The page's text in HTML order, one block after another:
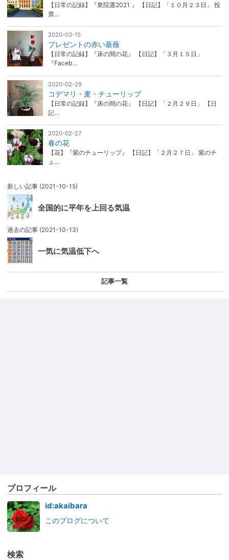
【日常の記録】『衆院選2021 』 【日記】「１０月２３日」 投
票…
2020-03-15
プレゼントの赤い薔薇
【日常の記録】『床の間の花』 【日記】「３月１５日」
『Faceb…
2020-02-29
コデマリ・麦・チューリップ
【日常の記録】『床の間の花』 【日記】「２月２９日」 【日
記…
2020-02-27
春の花
【花】『紫のチューリップ』 【日記】「２月２７日」 紫のチ
ュ…
新しい記事 (2021-10-15)
全国的に平年を上回る気温
過去の記事 (2021-10-13)
一気に気温低下へ
記事一覧
プロフィール
id:akaibara
このブログについて
検索